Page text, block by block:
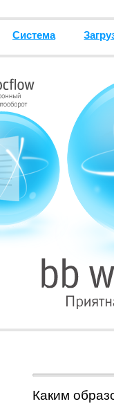
Система
Каким